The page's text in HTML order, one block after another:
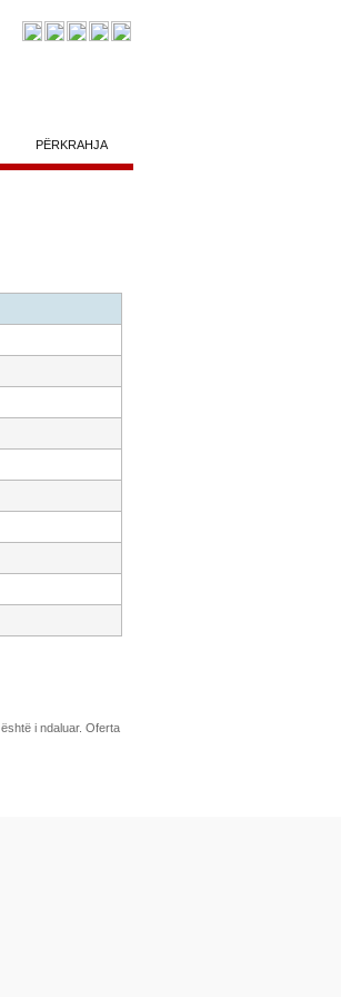
PËRKRAHJA
është i ndaluar. Oferta